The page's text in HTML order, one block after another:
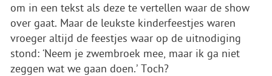
om in een tekst als deze te vertellen waar de show
over gaat. Maar de leukste kinderfeestjes waren
vroeger altijd de feestjes waar op de uitnodiging
stond: ‘Neem je zwembroek mee, maar ik ga niet
zeggen wat we gaan doen.’ Toch?